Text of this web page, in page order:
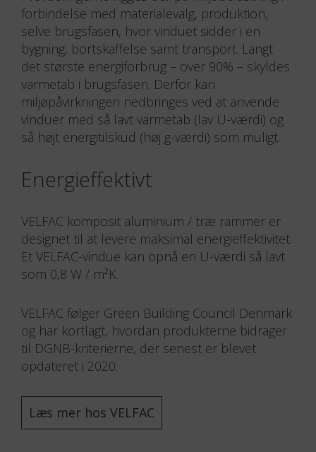
forbindelse med materialevalg, produktion,
selve brugsfasen, hvor vinduet sidder i en
bygning, bortskaffelse samt transport. Langt
det største energiforbrug – over 90% – skyldes
varmetab i brugsfasen. Derfor kan
miljøpåvirkningen nedbringes ved at anvende
vinduer med så lavt varmetab (lav U-værdi) og
så højt energitilskud (høj g-værdi) som muligt.
Energieffektivt
VELFAC komposit aluminium / træ rammer er
designet til at levere maksimal energieffektivitet.
Et VELFAC-vindue kan opnå en U-værdi så lavt
som 0,8 W / m²K.
VELFAC følger Green Building Council Denmark
og har kortlagt, hvordan produkterne bidrager
til DGNB-kriterierne, der senest er blevet
opdateret i 2020.
Læs mer hos VELFAC